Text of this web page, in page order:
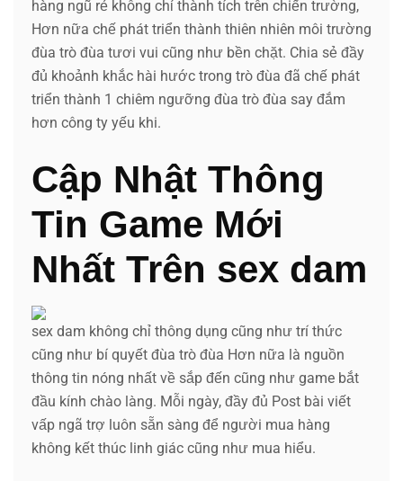
hàng ngũ rẻ không chỉ thành tích trên chiến trường,
Hơn nữa chế phát triển thành thiên nhiên môi trường
đùa trò đùa tươi vui cũng như bền chặt. Chia sẻ đầy
đủ khoảnh khắc hài hước trong trò đùa đã chế phát
triển thành 1 chiêm ngưỡng đùa trò đùa say đắm
hơn công ty yếu khi.
Cập Nhật Thông
Tin Game Mới
Nhất Trên sex dam
sex dam không chỉ thông dụng cũng như trí thức
cũng như bí quyết đùa trò đùa Hơn nữa là nguồn
thông tin nóng nhất về sắp đến cũng như game bắt
đầu kính chào làng. Mỗi ngày, đầy đủ Post bài viết
vấp ngã trợ luôn sẵn sàng để người mua hàng
không kết thúc linh giác cũng như mua hiểu.